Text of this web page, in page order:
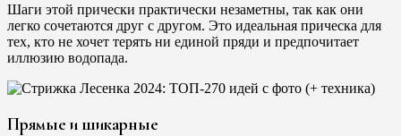
Шаги этой прически практически незаметны, так как они
легко сочетаются друг с другом. Это идеальная прическа для
тех, кто не хочет терять ни единой пряди и предпочитает
иллюзию водопада.
Прямые и шикарные